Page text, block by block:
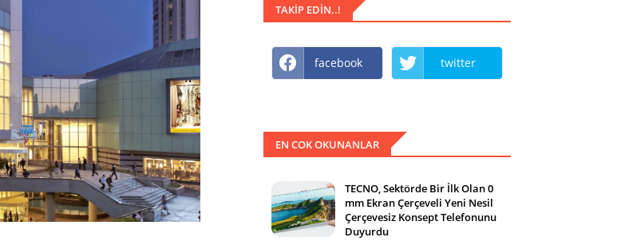
TAKIP EDIN..!
facebook twitter
EN COK OKUNANLAR
TECNO, Sektörde Bir İlk Olan 0
mm Ekran Çerçeveli Yeni Nesil
Çerçevesiz Konsept Telefonunu
Duyurdu